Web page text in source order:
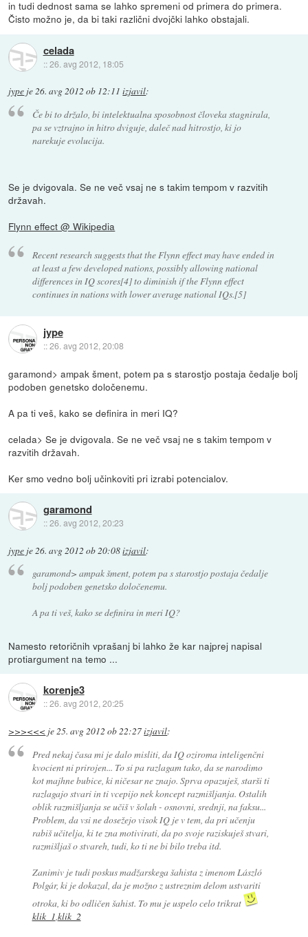
in tudi dednost sama se lahko spremeni od primera do primera.
Čisto možno je, da bi taki različni dvojčki lahko obstajali.
celada
::26. avg 2012, 18:05
jype je26. avg 2012 ob 12:11 izjavil:
Če bi to držalo, bi intelektualna sposobnost človeka stagnirala,
pa se vztrajno in hitro dviguje, daleč nad hitrostjo, ki jo
narekuje evolucija.
Se je dvigovala. Se ne več vsaj ne s takim tempom v razvitih
državah.
Flynn effect @ Wikipedia
Recent research suggests that the Flynn effect may have ended in
at least a few developed nations, possibly allowing national
differences in IQ scores[4] to diminish if the Flynn effect
continues in nations with lower average national IQs.[5]
jype
::26. avg 2012, 20:08
garamond> ampak šment, potem pa s starostjo postaja čedalje bolj
podoben genetsko določenemu.
A pa ti veš, kako se definira in meri IQ?
celada> Se je dvigovala. Se ne več vsaj ne s takim tempom v
razvitih državah.
Ker smo vedno bolj učinkoviti pri izrabi potencialov.
garamond
::26. avg 2012, 20:23
jype je26. avg 2012 ob 20:08izjavil:
garamond> ampak šment, potem pa s starostjo postaja čedalje
bolj podoben genetsko določenemu.
A pa ti veš, kako se definira in meri IQ?
Namesto retoričnih vprašanj bi lahko že kar najprej napisal
protiargument na temo ...
korenje3
::26. avg 2012, 20:25
>>><<< je25. avg 2012 ob 22:27izjavil:
Pred nekaj časa mi je dalo misliti, da IQ oziroma inteligenčni
kvocient ni prirojen... To si pa razlagam tako, da se narodimo
kot majhne bubice, ki ničesar ne znajo. Sprva opazuješ, starši ti
razlagajo stvari in ti vcepijo nek koncept razmišljanja. Ostalih
oblik razmišljanja se učiš v šolah - osnovni, srednji, na faksu...
Problem, da vsi ne dosežejo visok IQ je v tem, da pri učenju
rabiš učitelja, ki te zna motivirati, da po svoje raziskuješ stvari,
razmišljaš o stvareh, tudi, ko ti ne bi bilo treba itd.
Zanimiv je tudi poskus madžarskega šahista z imenom László
Polgár, ki je dokazal, da je možno z ustreznim delom ustvariti
otroka, ki bo odličen šahist. To mu je uspelo celo trikrat
klik_1 klik_2